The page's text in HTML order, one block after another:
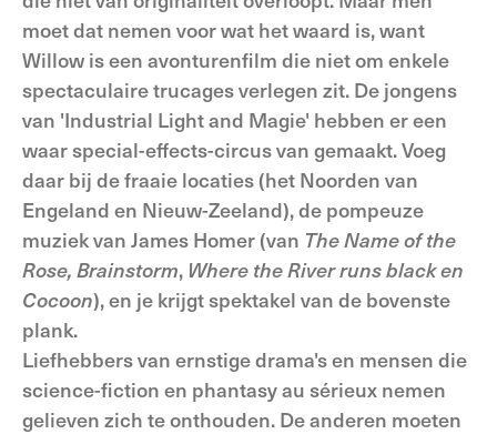
moet dat nemen voor wat het waard is, want
Willow is een avonturenfilm die niet om enkele
spectaculaire trucages verlegen zit. De jongens
van 'Industrial Light and Magie' hebben er een
waar special-effects-circus van gemaakt. Voeg
daar bij de fraaie locaties (het Noorden van
Engeland en Nieuw-Zeeland), de pompeuze
muziek van James Homer (van The Name of the
Rose, Brainstorm, Where the River runs black en
Cocoon), en je krijgt spektakel van de bovenste
plank.
Liefhebbers van ernstige drama's en mensen die
science-fiction en phantasy au sérieux nemen
gelieven zich te onthouden. De anderen moeten